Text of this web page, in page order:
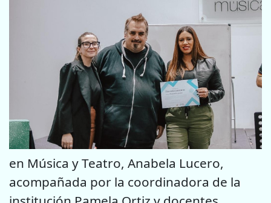
en Música y Teatro, Anabela Lucero,
acompañada por la coordinadora de la